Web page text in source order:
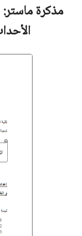
مذكرة ماستر: